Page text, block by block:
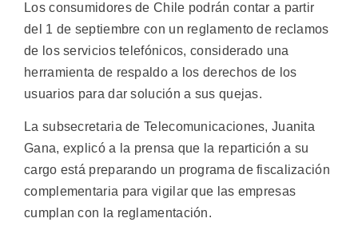
Los consumidores de Chile podrán contar a partir
del 1 de septiembre con un reglamento de reclamos
de los servicios telefónicos, considerado una
herramienta de respaldo a los derechos de los
usuarios para dar solución a sus quejas.
La subsecretaria de Telecomunicaciones, Juanita
Gana, explicó a la prensa que la repartición a su
cargo está preparando un programa de fiscalización
complementaria para vigilar que las empresas
cumplan con la reglamentación.